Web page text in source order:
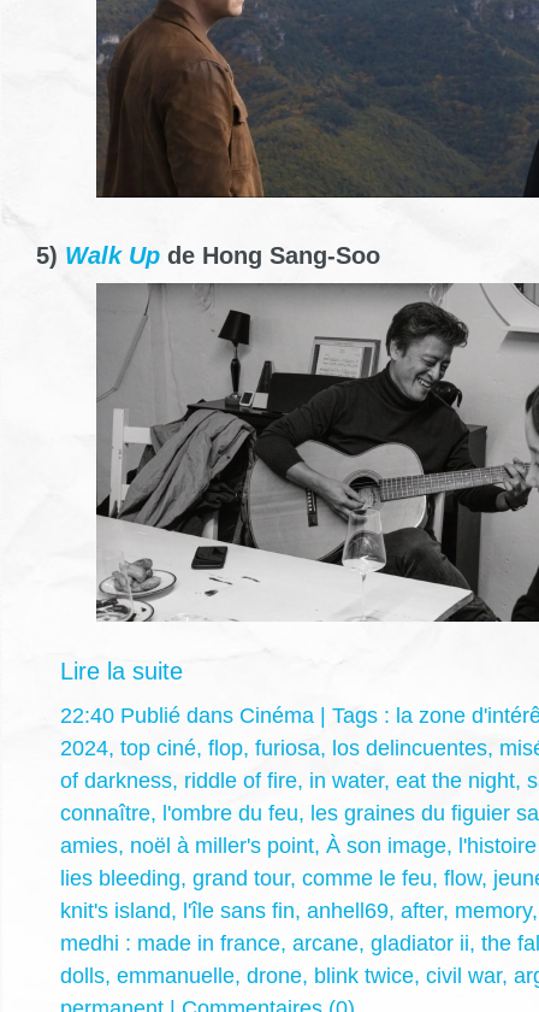
5) Walk Up de Hong Sang-Soo
Lire la suite
22:40 Publié dans Cinéma | Tags : la zone
2024, top ciné, flop, furiosa, los delincuentes,
of darkness, riddle of fire, in water, eat the night,
connaître, l'ombre du feu, les graines du figuier
amies, noël à miller's point, À son image,
lies bleeding, grand tour, comme le feu, flow,
knit's island, l'île sans fin, anhell69, after, memory
medhi : made in france, arcane, gladiator ii, the
dolls, emmanuelle, drone, blink twice, civil war,